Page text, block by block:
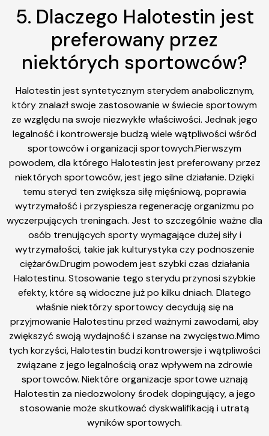
5. Dlaczego Halotestin jest
preferowany przez
niektórych sportowców?
Halotestin jest syntetycznym sterydem anabolicznym,
który znalazł swoje zastosowanie w świecie sportowym
ze względu na swoje niezwykłe właściwości. Jednak jego
legalność i kontrowersje budzą wiele wątpliwości wśród
sportowców i organizacji sportowych.Pierwszym
powodem, dla którego Halotestin jest preferowany przez
niektórych sportowców, jest jego silne działanie. Dzięki
temu steryd ten zwiększa siłę mięśniową, poprawia
wytrzymałość i przyspiesza regenerację organizmu po
wyczerpujących treningach. Jest to szczególnie ważne dla
osób trenujących sporty wymagające dużej siły i
wytrzymałości, takie jak kulturystyka czy podnoszenie
ciężarów.Drugim powodem jest szybki czas działania
Halotestinu. Stosowanie tego sterydu przynosi szybkie
efekty, które są widoczne już po kilku dniach. Dlatego
właśnie niektórzy sportowcy decydują się na
przyjmowanie Halotestinu przed ważnymi zawodami, aby
zwiększyć swoją wydajność i szanse na zwycięstwo.Mimo
tych korzyści, Halotestin budzi kontrowersje i wątpliwości
związane z jego legalnością oraz wpływem na zdrowie
sportowców. Niektóre organizacje sportowe uznają
Halotestin za niedozwolony środek dopingujący, a jego
stosowanie może skutkować dyskwalifikacją i utratą
wyników sportowych.